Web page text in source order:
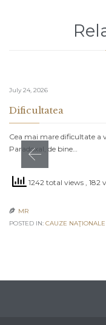
July 24, 2026
Dificultatea
Cea mai mare dificultate a
Paradoxal, de bine…
1242 total views , 182
 MR
POSTED IN: CAUZE NAŢIONALE